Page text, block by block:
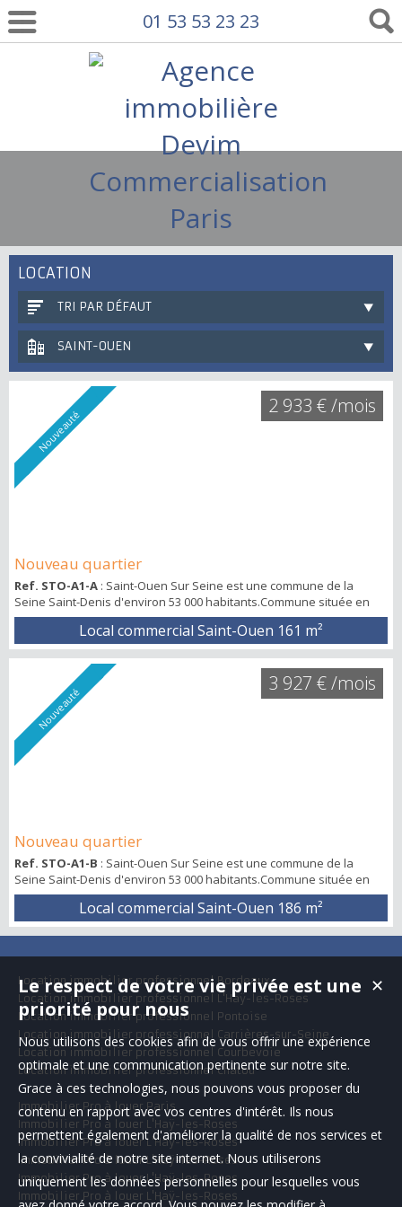
01 53 53 23 23
LOCATION
TRI PAR DÉFAUT
SAINT-OUEN
Nouveauté
Nouveau quartier
Ref. STO-A1-A : Saint-Ouen Sur Seine est une commune de la
Seine Saint-Denis d'environ 53 000 habitants.Commune située en
1ère couronne. La ZAC des Docks à Saint-Ouen est un vaste
écoquartier de 100 hectares aménagé sur d’anciens terrains
industriels.Ce projet urbain intègre environ 4 000 logements, 200
000 m² de bureaux, 66 000 m² de commerces et activités, ainsi que
de nombreux équipements publics et ...
Local commercial Saint-Ouen 161 m²
2 933 € /mois
Nouveauté
Nouveau quartier
Ref. STO-A1-B : Saint-Ouen Sur Seine est une commune de la
Seine Saint-Denis d'environ 53 000 habitants.Commune située en
1ère couronne. La ZAC des Docks à Saint-Ouen est un vaste
écoquartier de 100 hectares aménagé sur d’anciens terrains
industriels.Ce projet urbain intègre environ 4 000 logements, 200
de nombreux équipements publics et ...
Local commercial Saint-Ouen 186 m²
3 927 € /mois
Location immobilier professionnel Bordeaux
Location immobilier professionnel L'Haÿ-les-Roses
Location immobilier professionnel Pontoise
Location immobilier professionnel Carrières-sur-Seine
Location immobilier professionnel Courbevoie
Location immobilier professionnel Chatou
Immobilier Pro à louer Paris
Immobilier Pro à louer L'Haÿ-les-Roses
Immobilier Pro à louer L'Haÿ-les-Roses
Immobilier Pro à louer L'Haÿ-les-Roses
Immobilier Pro à louer L'Haÿ-les-Roses
Immobilier Pro à louer L'Haÿ-les-Roses
✕
Le respect de votre vie privée est une
priorité pour nous
Nous utilisons des cookies afin de vous offrir une expérience
optimale et une communication pertinente sur notre site.
Grace à ces technologies, nous pouvons vous proposer du
contenu en rapport avec vos centres d'intérêt. Ils nous
permettent également d'améliorer la qualité de nos services et
la convivialité de notre site internet. Nous utiliserons
uniquement les données personnelles pour lesquelles vous